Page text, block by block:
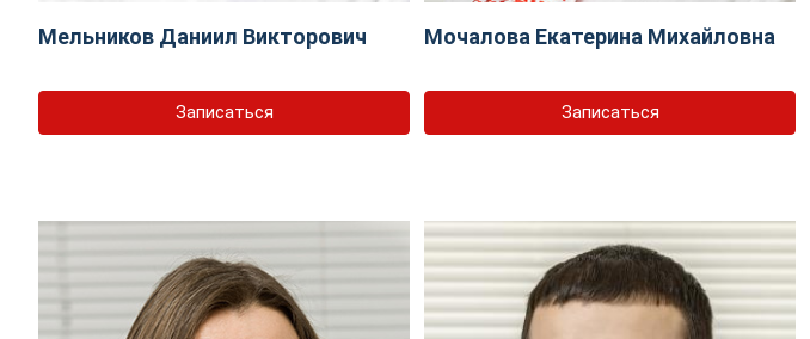
Мельников Даниил Викторович
Записаться
Мочалова Екатерина Михайловна
Записаться